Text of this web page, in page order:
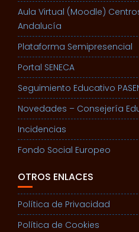
Aula Virtual (Moodle)
Andalucía
Plataforma Semipresencial
Portal SENECA
Seguimiento Educativo
Novedades – Consejería
Incidencias
Fondo Social Europeo
OTROS ENLACES
Política de Privacidad
Política de Cookies